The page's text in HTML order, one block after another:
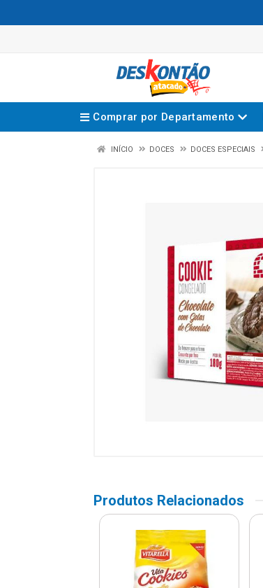
Comprar por Departamento
INÍCIO DOCES DOCES ESPECIAIS
Produtos Relacionados